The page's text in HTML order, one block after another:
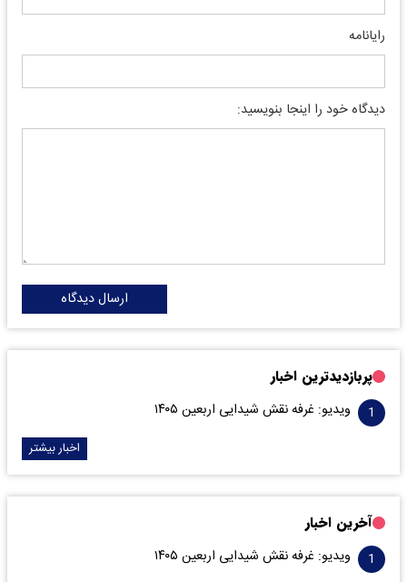
رایانامه
دیدگاه خود را اینجا بنویسید:
ارسال دیدگاه
پربازدیدترین اخبار
ویدیو: غرفه نقش شیدایی اربعین ۱۴۰۵
اخبار بیشتر
آخرین اخبار
ویدیو: غرفه نقش شیدایی اربعین ۱۴۰۵